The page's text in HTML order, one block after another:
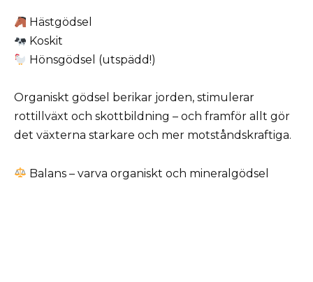
Hästgödsel
Koskit
Hönsgödsel (utspädd!)
Organiskt gödsel berikar jorden, stimulerar
rottillväxt och skottbildning – och framför allt gör
det växterna starkare och mer motståndskraftiga.
Balans – varva organiskt och mineralgödsel